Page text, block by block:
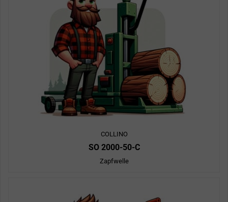
COLLINO
SO 2000-50-C
Zapfwelle